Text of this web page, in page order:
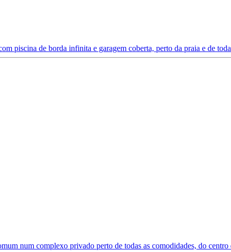
piscina de borda infinita e garagem coberta, perto da praia e de
num complexo privado perto de todas as comodidades, do